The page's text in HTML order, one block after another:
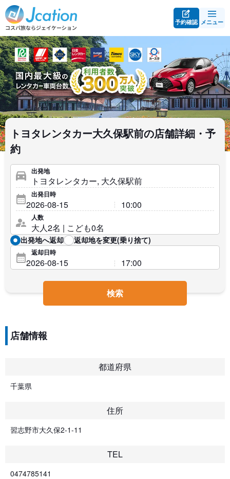
予約確認 メニュー
トヨタレンタカー大久保駅前の店舗詳細・予
約
出発地
出発日時
人数
出発地へ返却 返却地を変更(乗り捨て)
返却日時
検索
店舗情報
都道府県
千葉県
住所
習志野市大久保2-1-11
TEL
0474785141